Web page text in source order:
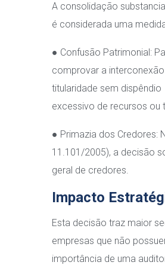
A consolidação
é considerada uma
● Confusão Patrimonial:
comprovar a
titularidade sem dispêndio
excessivo de recursos ou
● Primazia dos Credores:
11.101/2005), a decisão
geral de credores.
Impacto
Esta decisão traz maior
empresas que não
importância de uma